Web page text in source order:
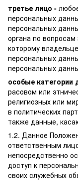
третье лицо -
персональных
персональных
органа по
которому
персональных
персональных
особые категории
расовом или
религиозных или
в политических
также данные,
1.2. Данное
ответственным
непосредственно
доступ к
своих служебных